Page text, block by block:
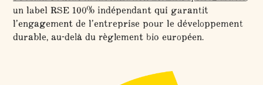
un label RSE 100% indépendant qui garantit
l’engagement de l’entreprise pour le développement
durable, au-delà du règlement bio européen.